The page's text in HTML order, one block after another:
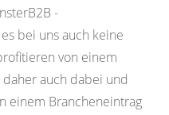
-
bei uns auch keine
von einem
daher auch dabei und
einem Brancheneintrag